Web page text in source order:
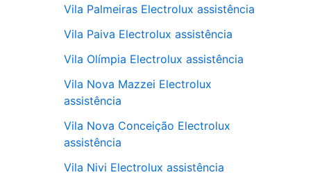
Vila Palmeiras Electrolux assistência
Vila Paiva Electrolux assistência
Vila Olímpia Electrolux assistência
Vila Nova Mazzei Electrolux
assistência
Vila Nova Conceição Electrolux
assistência
Vila Nivi Electrolux assistência